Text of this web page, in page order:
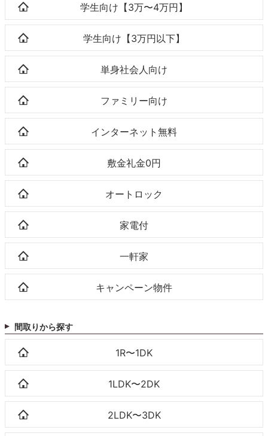
学生向け【3万〜4万円】
学生向け【3万円以下】
単身社会人向け
ファミリー向け
インターネット無料
敷金礼金0円
オートロック
家電付
一軒家
キャンペーン物件
間取りから探す
1R〜1DK
1LDK〜2DK
2LDK〜3DK